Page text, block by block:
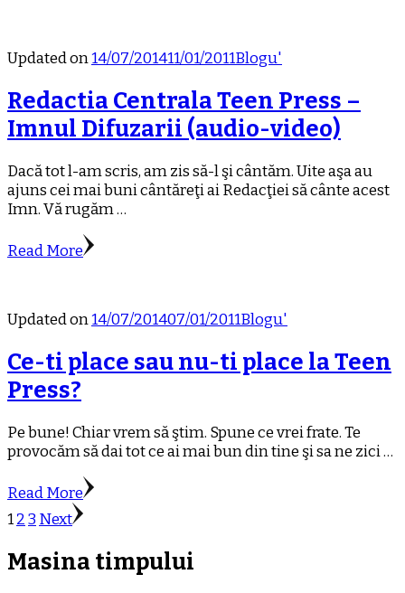
Updated on14/07/201411/01/2011Blogu'
Redactia Centrala Teen Press –
Imnul Difuzarii (audio-video)
Dacă tot l-am scris, am zis să-l şi cântăm. Uite aşa au
ajuns cei mai buni cântăreţi ai Redacţiei să cânte acest
Imn. Vă rugăm …
Read More
Updated on14/07/201407/01/2011Blogu'
Ce-ti place sau nu-ti place la Teen
Press?
Pe bune! Chiar vrem să ştim. Spune ce vrei frate. Te
provocăm să dai tot ce ai mai bun din tine şi sa ne zici …
Read More
Posts
pagination
Page
1Page
2Page
3 Next
Masina timpului